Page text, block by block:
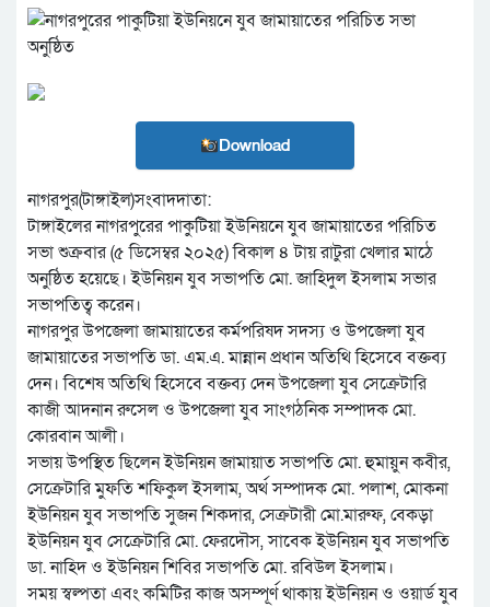
Download
নাগরপুর(টাঙ্গাইল)সংবাদদাতা:
টাঙ্গাইলের নাগরপুরের পাকুটিয়া ইউনিয়নে যুব জামায়াতের পরিচিত
সভা শুক্রবার (৫ ডিসেম্বর ২০২৫) বিকাল ৪ টায় রাটুরা খেলার মাঠে
অনুষ্ঠিত হয়েছে। ইউনিয়ন যুব সভাপতি মো. জাহিদুল ইসলাম সভার
সভাপতিত্ব করেন।
নাগরপুর উপজেলা জামায়াতের কর্মপরিষদ সদস্য ও উপজেলা যুব
জামায়াতের সভাপতি ডা. এম.এ. মান্নান প্রধান অতিথি হিসেবে বক্তব্য
দেন। বিশেষ অতিথি হিসেবে বক্তব্য দেন উপজেলা যুব সেক্রেটারি
কাজী আদনান রুসেল ও উপজেলা যুব সাংগঠনিক সম্পাদক মো.
কোরবান আলী।
সভায় উপস্থিত ছিলেন ইউনিয়ন জামায়াত সভাপতি মো. হুমায়ুন কবীর,
সেক্রেটারি মুফতি শফিকুল ইসলাম, অর্থ সম্পাদক মো. পলাশ, মোকনা
ইউনিয়ন যুব সভাপতি সুজন শিকদার, সেক্রটারী মো.মারুফ, বেকড়া
ইউনিয়ন যুব সেক্রেটারি মো. ফেরদৌস, সাবেক ইউনিয়ন যুব সভাপতি
ডা. নাহিদ ও ইউনিয়ন শিবির সভাপতি মো. রবিউল ইসলাম।
সময় স্বল্পতা এবং কমিটির কাজ অসম্পূর্ণ থাকায় ইউনিয়ন ও ওয়ার্ড যুব